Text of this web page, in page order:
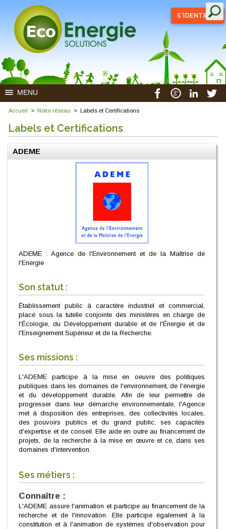
S'IDENTIFIER
MENU
Accueil > Notre réseau > Labels et Certifications
Labels et Certifications
ADEME
ADEME : Agence de l'Environnement et de la Maîtrise de
l'Energie
Son statut :
Établissement public à caractère industriel et commercial,
placé sous la tutelle conjointe des ministères en charge de
l'Écologie, du Développement durable et de l'Énergie et de
l'Enseignement Supérieur et de la Recherche.
Ses missions :
L'ADEME participe à la mise en oeuvre des politiques
publiques dans les domaines de l'environnement, de l'énergie
et du développement durable. Afin de leur permettre de
progresser dans leur démarche environnementale, l'Agence
met à disposition des entreprises, des collectivités locales,
des pouvoirs publics et du grand public, ses capacités
d'expertise et de conseil. Elle aide en outre au financement de
projets, de la recherche à la mise en œuvre et ce, dans ses
domaines d'intervention.
Ses métiers :
Connaître :
L'ADEME assure l'animation et participe au financement de la
recherche et de l'innovation. Elle participe également à la
constitution et à l'animation de systèmes d'observation pour